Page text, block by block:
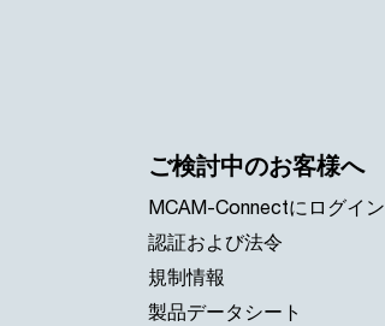
ご検討中のお客様へ
MCAM-Connectにログイン
認証および法令
規制情報
製品データシート